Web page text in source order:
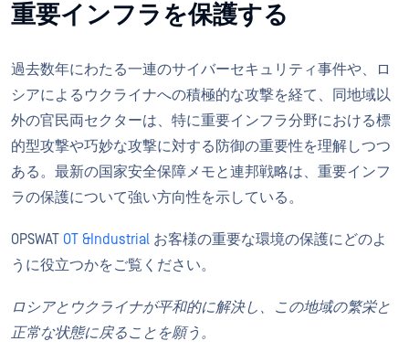
重要インフラを保護する
過去数年にわたる一連のサイバーセキュリティ事件や、ロ
シアによるウクライナへの積極的な攻撃を経て、同地域以
外の官民両セクターは、特に重要インフラ分野における標
的型攻撃や巧妙な攻撃に対する防御の重要性を理解しつつ
ある。最新の国家安全保障メモと連邦戦略は、重要インフ
ラの保護について強い方向性を示している。
OPSWAT OT &Industrial お客様の重要な環境の保護にどのよ
うに役立つかをご覧ください。
ロシアとウクライナが平和的に解決し、この地域の繁栄と
正常な状態に戻ることを願う。